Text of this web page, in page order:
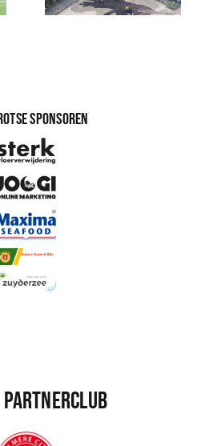
sponsoren
partnerclub